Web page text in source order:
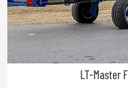
LT-Master